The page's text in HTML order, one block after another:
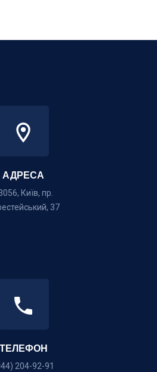
АДРЕСА
Київ, пр.
37
ТЕЛЕФОН
204-92-91